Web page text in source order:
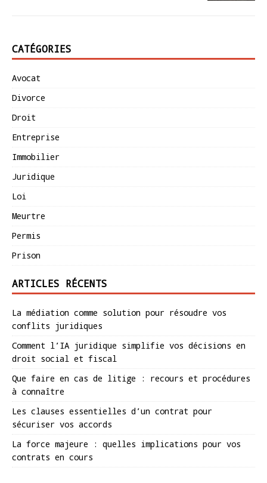
CATÉGORIES
Avocat
Divorce
Droit
Entreprise
Immobilier
Juridique
Loi
Meurtre
Permis
Prison
ARTICLES RÉCENTS
La médiation comme solution pour résoudre vos
conflits juridiques
Comment l’IA juridique simplifie vos décisions en
droit social et fiscal
Que faire en cas de litige : recours et procédures
à connaître
Les clauses essentielles d’un contrat pour
sécuriser vos accords
La force majeure : quelles implications pour vos
contrats en cours